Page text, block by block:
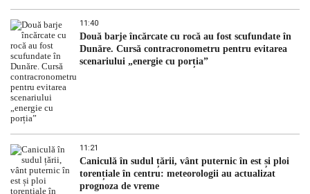
11:40
Două barje încărcate cu rocă au fost scufundate în
Dunăre. Cursă contracronometru pentru evitarea
scenariului „energie cu porția”
11:21
Caniculă în sudul țării, vânt puternic în est și ploi
torențiale în centru: meteorologii au actualizat
prognoza de vreme